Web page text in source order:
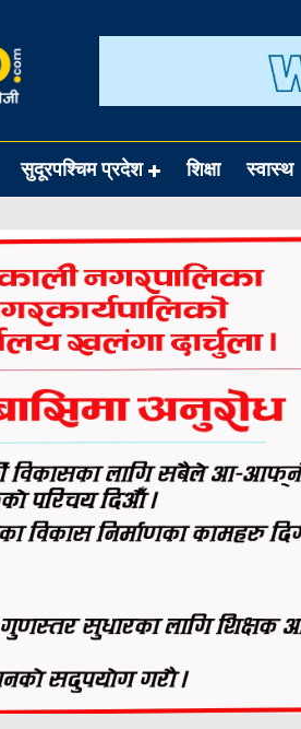
सुदूरपश्चिम प्रदेश शिक्षा स्वास्थ